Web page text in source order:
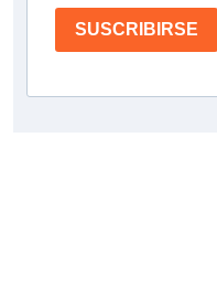
SUSCRIBIRSE